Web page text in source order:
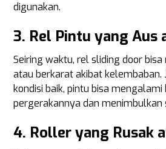
digunakan.
3. Rel Pintu yang Aus
Seiring waktu, rel sliding door
atau berkarat akibat kelembaban.
kondisi baik, pintu bisa
pergerakannya dan menimbulkan
4. Roller yang Rusak